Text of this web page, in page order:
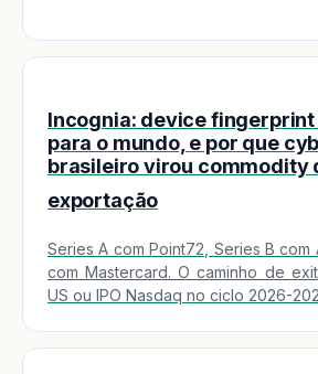
Incognia: device fingerprint
para o mundo, e por que
brasileiro virou commodity
exportação
Series A com Point72, Series B com
com Mastercard. O caminho de
US ou IPO Nasdaq no ciclo 2026-